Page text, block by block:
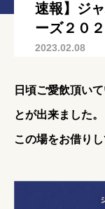
速報】ジ
ーズ２０
2023.02.08
日頃ご愛飲頂い
とが出来ました。
この場をお借り